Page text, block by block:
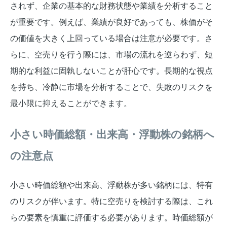
されず、企業の基本的な財務状態や業績を分析すること
が重要です。例えば、業績が良好であっても、株価がそ
の価値を大きく上回っている場合は注意が必要です。さ
らに、空売りを行う際には、市場の流れを逆らわず、短
期的な利益に固執しないことが肝心です。長期的な視点
を持ち、冷静に市場を分析することで、失敗のリスクを
最小限に抑えることができます。
小さい時価総額・出来高・浮動株の銘柄へ
の注意点
小さい時価総額や出来高、浮動株が多い銘柄には、特有
のリスクが伴います。特に空売りを検討する際は、これ
らの要素を慎重に評価する必要があります。時価総額が